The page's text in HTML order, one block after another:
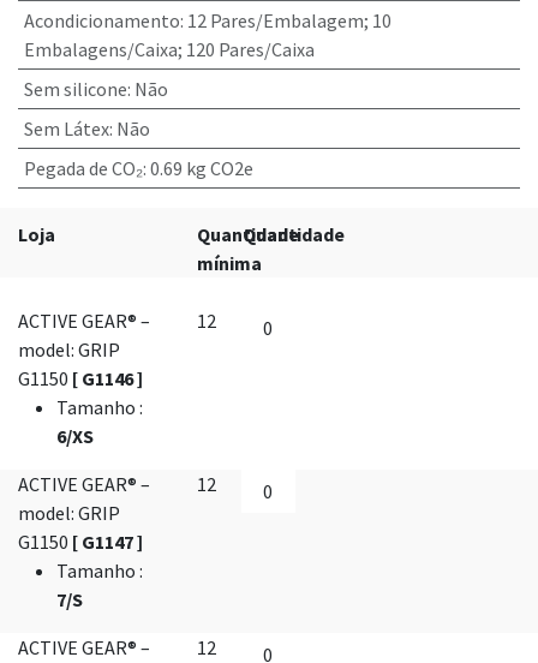
Acondicionamento: 12 Pares/Embalagem; 10
Embalagens/Caixa; 120 Pares/Caixa
Sem silicone: Não
Sem Látex: Não
Pegada de CO₂: 0.69 kg CO2e
Loja
Quantidade
mínima
Quantidade
ACTIVE GEAR® –
model: GRIP
G1150 [ G1146 ]
Tamanho :
6/XS
12
ACTIVE GEAR® –
model: GRIP
G1150 [ G1147 ]
Tamanho :
7/S
12
ACTIVE GEAR® –
12